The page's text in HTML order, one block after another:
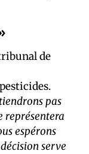
de
pas
représentera
espérons
serve